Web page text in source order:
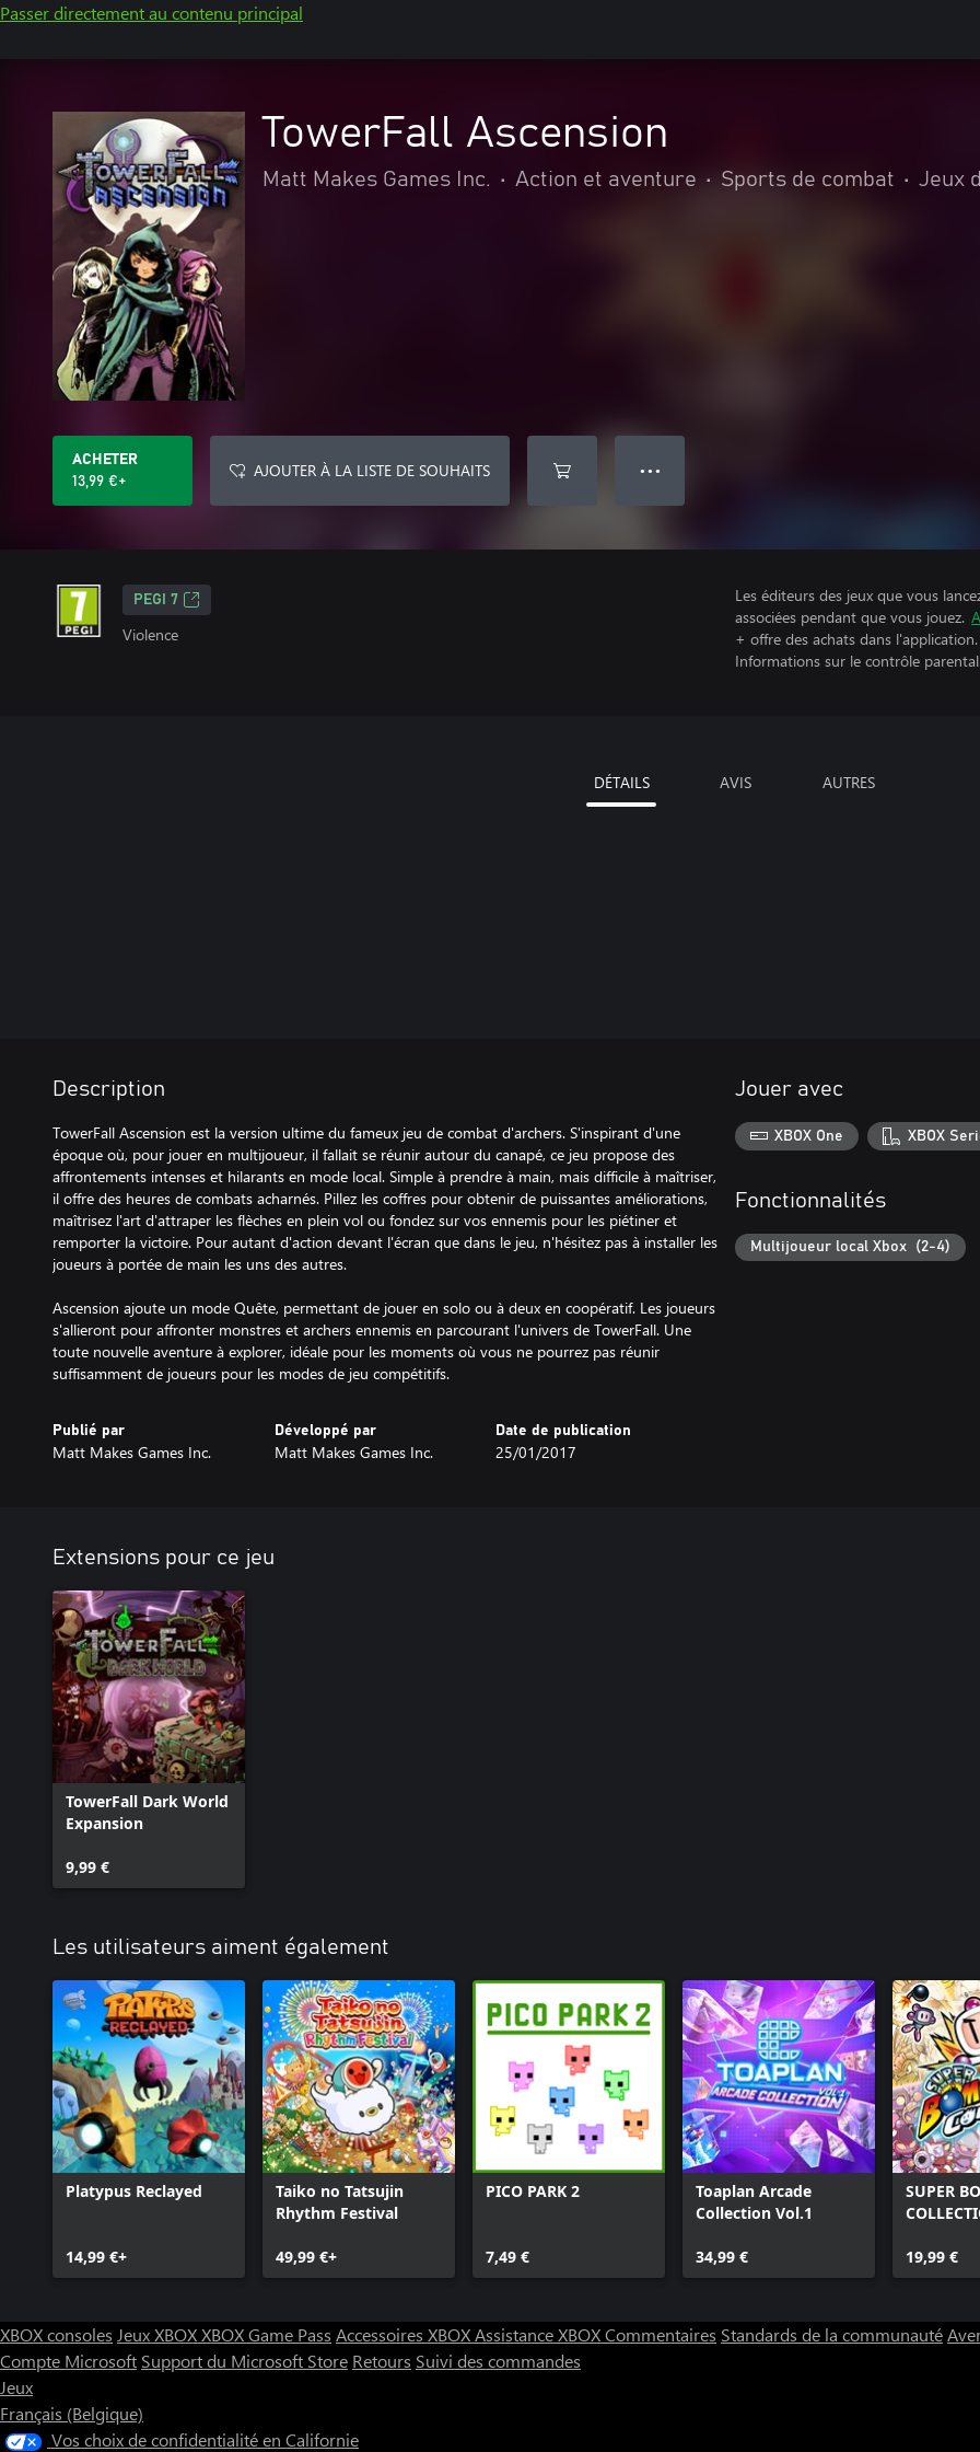
Passer directement au contenu principal
TowerFall Ascension
Matt Makes Games Inc. • Action et aventure • Sports de combat • Jeux
ACHETER
13,99 €+
AJOUTER À LA LISTE DE SOUHAITS ● ● ●
PEGI 7
Violence
Les éditeurs des jeux que vous
associées pendant que vous jouez.
+ offre des achats dans l'application.
Informations sur le contrôle parental.
DÉTAILS AVIS AUTRES
Description
TowerFall Ascension est la version ultime du fameux jeu de combat d'archers. S'inspirant d'une
époque où, pour jouer en multijoueur, il fallait se réunir autour du canapé, ce jeu propose des
affrontements intenses et hilarants en mode local. Simple à prendre à main, mais difficile à maîtriser,
il offre des heures de combats acharnés. Pillez les coffres pour obtenir de puissantes améliorations,
maîtrisez l'art d'attraper les flèches en plein vol ou fondez sur vos ennemis pour les piétiner et
remporter la victoire. Pour autant d'action devant l'écran que dans le jeu, n'hésitez pas à installer les
joueurs à portée de main les uns des autres.
Ascension ajoute un mode Quête, permettant de jouer en solo ou à deux en coopératif. Les joueurs
s'allieront pour affronter monstres et archers ennemis en parcourant l'univers de TowerFall. Une
toute nouvelle aventure à explorer, idéale pour les moments où vous ne pourrez pas réunir
suffisamment de joueurs pour les modes de jeu compétitifs.
Publié par
Matt Makes Games Inc.
Développé par
Matt Makes Games Inc.
Date de publication
25/01/2017
Jouer avec
XBOX One XBOX
Fonctionnalités
Multijoueur local Xbox (2-4)
Extensions pour ce jeu
TowerFall Dark World
Expansion
9,99 €
Les utilisateurs aiment également
Platypus Reclayed
14,99 €+
Taiko no Tatsujin
Rhythm Festival
49,99 €+
PICO PARK 2
7,49 €
Toaplan Arcade
Collection Vol.1
34,99 €
SUPER
19,99 €
XBOX consoles Jeux XBOXXBOX Game Pass Accessoires XBOXAssistance XBOXCommentaires Standards de la communauté
Compte Microsoft Support du Microsoft Store Retours Suivi des commandes
Jeux
Français (Belgique)
Vos choix de confidentialité en Californie